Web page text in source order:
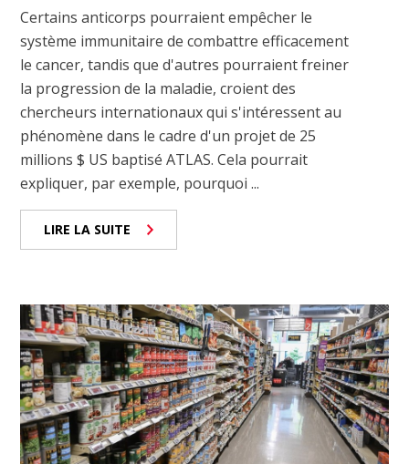
Certains anticorps pourraient empêcher le
système immunitaire de combattre efficacement
le cancer, tandis que d'autres pourraient freiner
la progression de la maladie, croient des
chercheurs internationaux qui s'intéressent au
phénomène dans le cadre d'un projet de 25
millions $ US baptisé ATLAS. Cela pourrait
expliquer, par exemple, pourquoi ...
LIRE LA SUITE